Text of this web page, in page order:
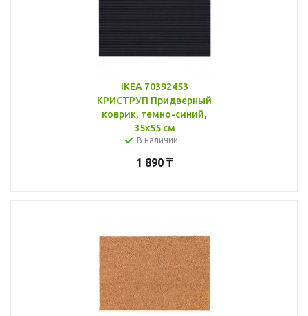
IKEA 70392453
КРИСТРУП Придверный
коврик, темно-синий,
35x55 см
В наличии
1 890 ₸